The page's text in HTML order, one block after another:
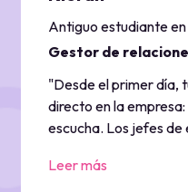
Antiguo estudiante
Gestor de
"Desde el primer día,
directo en la
escucha. Los jefes de
rotaciones de
Leer más